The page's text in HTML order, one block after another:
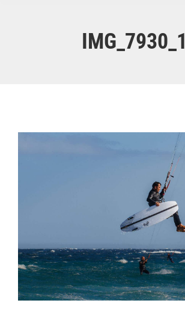
IMG_7930_1